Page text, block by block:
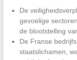
De
gevoelige
de blootstelling
De Franse
staatslichamen,